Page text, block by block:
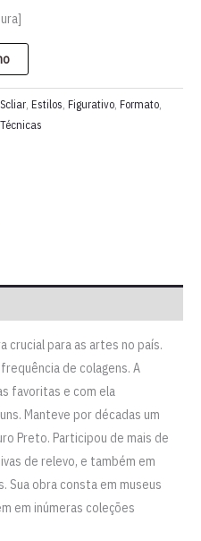
Estilos Figurativo Formato
Técnicas
crucial para as artes no país.
de colagens. A
favoritas e com ela
Manteve por décadas um
Preto. Participou de mais de
de relevo, e também em
Sua obra consta em museus
em inúmeras coleções